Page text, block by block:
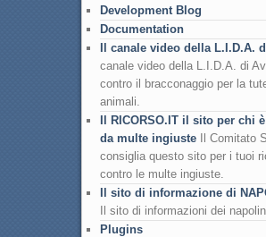
Development Blog
Documentation
Il canale video della L.I.D.A.
canale video della L.I.D.A. di
contro il bracconaggio per la
animali.
Il RICORSO.IT il sito per chi
da multe ingiusteIl Comitato
consiglia questo sito per i tuoi
contro le multe ingiuste.
Il sito di informazione di
Il sito di informazioni dei
Plugins